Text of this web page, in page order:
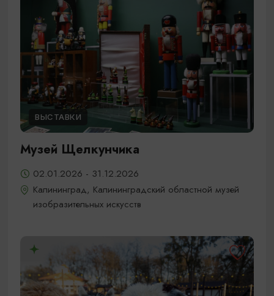
ВЫСТАВКИ
Музей Щелкунчика
02.01.2026 - 31.12.2026
Калининград, Калининградский областной музей
изобразительных искусств